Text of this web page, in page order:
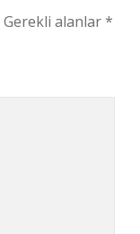
Gerekli alanlar*